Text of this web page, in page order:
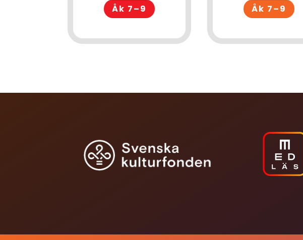
Åk 7–9 Åk 7–9